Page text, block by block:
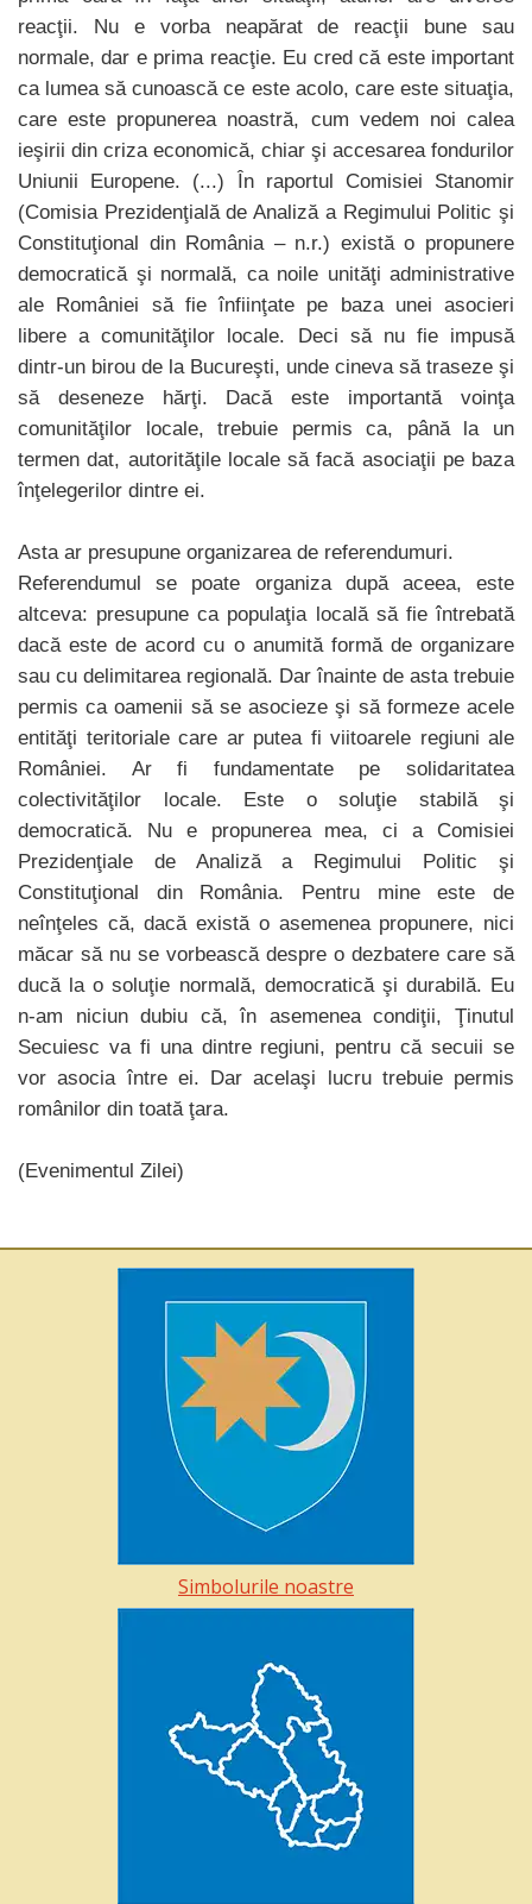
reacţii. Nu e vorba neapărat de reacţii bune sau
normale, dar e prima reacţie. Eu cred că este important
ca lumea să cunoască ce este acolo, care este situaţia,
care este propunerea noastră, cum vedem noi calea
ieşirii din criza economică, chiar şi accesarea fondurilor
Uniunii Europene. (...) În raportul Comisiei Stanomir
(Comisia Prezidenţială de Analiză a Regimului Politic şi
Constituţional din România – n.r.) există o propunere
democratică şi normală, ca noile unităţi administrative
ale României să fie înfiinţate pe baza unei asocieri
libere a comunităţilor locale. Deci să nu fie impusă
dintr-un birou de la Bucureşti, unde cineva să traseze şi
să deseneze hărţi. Dacă este importantă voinţa
comunităţilor locale, trebuie permis ca, până la un
termen dat, autorităţile locale să facă asociaţii pe baza
înţelegerilor dintre ei.
Asta ar presupune organizarea de referendumuri.
Referendumul se poate organiza după aceea, este
altceva: presupune ca populaţia locală să fie întrebată
dacă este de acord cu o anumită formă de organizare
sau cu delimitarea regională. Dar înainte de asta trebuie
permis ca oamenii să se asocieze şi să formeze acele
entităţi teritoriale care ar putea fi viitoarele regiuni ale
României. Ar fi fundamentate pe solidaritatea
colectivităţilor locale. Este o soluţie stabilă şi
democratică. Nu e propunerea mea, ci a Comisiei
Prezidenţiale de Analiză a Regimului Politic şi
Constituţional din România. Pentru mine este de
neînţeles că, dacă există o asemenea propunere, nici
măcar să nu se vorbească despre o dezbatere care să
ducă la o soluţie normală, democratică şi durabilă. Eu
n-am niciun dubiu că, în asemenea condiţii, Ţinutul
Secuiesc va fi una dintre regiuni, pentru că secuii se
vor asocia între ei. Dar acelaşi lucru trebuie permis
românilor din toată ţara.
(Evenimentul Zilei)
Simbolurile noastre